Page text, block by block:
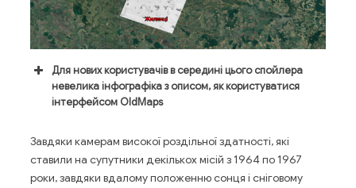
Для нових користувачів в середині цього спойлера
невелика інфографіка з описом, як користуватися
інтерфейсом OldMaps
Завдяки камерам високої роздільної здатності, які
ставили на супутники декількох місій з 1964 по 1967
роки, завдяки вдалому положенню сонця і сніговому